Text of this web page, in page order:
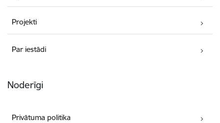
Projekti
Par iestādi
Noderīgi
Privātuma politika